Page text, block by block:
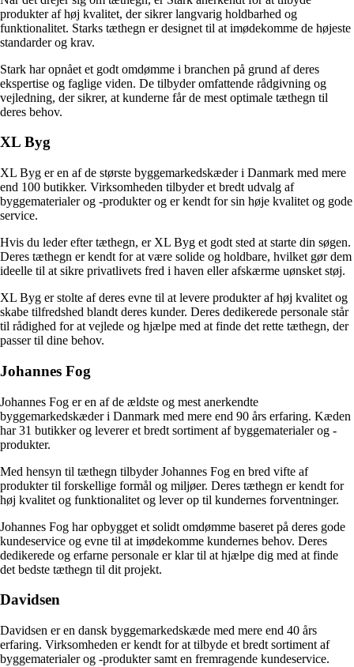
produkter af høj kvalitet, der sikrer langvarig holdbarhed og
funktionalitet. Starks tæthegn er designet til at imødekomme de højeste
standarder og krav.
Stark har opnået et godt omdømme i branchen på grund af deres
ekspertise og faglige viden. De tilbyder omfattende rådgivning og
vejledning, der sikrer, at kunderne får de mest optimale tæthegn til
deres behov.
XL Byg
XL Byg er en af de største byggemarkedskæder i Danmark med mere
end 100 butikker. Virksomheden tilbyder et bredt udvalg af
byggematerialer og -produkter og er kendt for sin høje kvalitet og gode
service.
Hvis du leder efter tæthegn, er XL Byg et godt sted at starte din søgen.
Deres tæthegn er kendt for at være solide og holdbare, hvilket gør dem
ideelle til at sikre privatlivets fred i haven eller afskærme uønsket støj.
XL Byg er stolte af deres evne til at levere produkter af høj kvalitet og
skabe tilfredshed blandt deres kunder. Deres dedikerede personale står
til rådighed for at vejlede og hjælpe med at finde det rette tæthegn, der
passer til dine behov.
Johannes Fog
Johannes Fog er en af de ældste og mest anerkendte
byggemarkedskæder i Danmark med mere end 90 års erfaring. Kæden
har 31 butikker og leverer et bredt sortiment af byggematerialer og -
produkter.
Med hensyn til tæthegn tilbyder Johannes Fog en bred vifte af
produkter til forskellige formål og miljøer. Deres tæthegn er kendt for
høj kvalitet og funktionalitet og lever op til kundernes forventninger.
Johannes Fog har opbygget et solidt omdømme baseret på deres gode
kundeservice og evne til at imødekomme kundernes behov. Deres
dedikerede og erfarne personale er klar til at hjælpe dig med at finde
det bedste tæthegn til dit projekt.
Davidsen
Davidsen er en dansk byggemarkedskæde med mere end 40 års
erfaring. Virksomheden er kendt for at tilbyde et bredt sortiment af
byggematerialer og -produkter samt en fremragende kundeservice.